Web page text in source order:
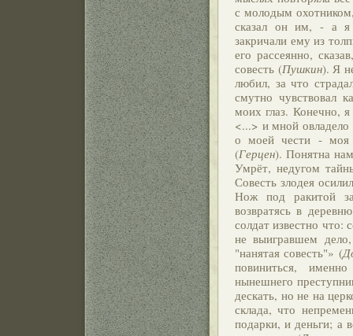
с молодым
сказал он им, - а я
закричали ему из
его рассеянно,
совесть (Пушкин). Я
любил, за что
смутно чувствовал
моих глаз. Конечно,
<...> и мной овладело
о моей чести - моя
(Герцен). Понятна
Умрёт, недугом
Совесть злодея
Нож под ракитой
возвратясь в
солдат известно
не выигравшем
"нанятая совесть"» (
повиниться,
нынешнего
дескать, но не на
склада, что
подарки, и деньги; а